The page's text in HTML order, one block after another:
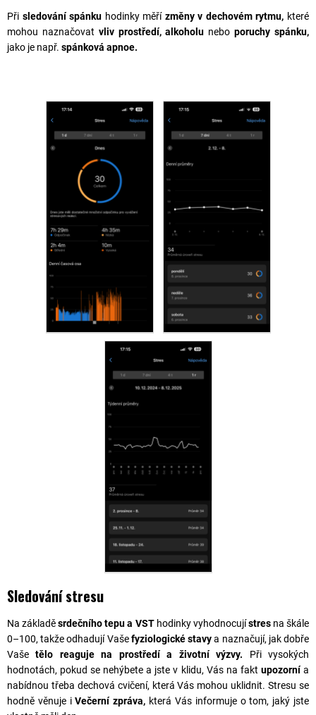
Při sledování spánku hodinky měří změny v dechovém rytmu, které
mohou naznačovat vliv prostředí, alkoholu neboporuchy spánku,
jako je např. spánková apnoe.
Sledování stresu
Na základěsrdečního tepu a VSThodinky vyhodnocujístresna škále
0–100, takže odhadují Vašefyziologické stavya naznačují, jak dobře
Vašetělo reaguje na prostředí a životní výzvy. Při vysokých
hodnotách, pokud se nehýbete a jste v klidu, Vás na fakt upozornía
nabídnou třeba dechová cvičení, která Vás mohou uklidnit. Stresu se
hodně věnuje iVečerní zpráva, která Vás informuje o tom, jaký jste